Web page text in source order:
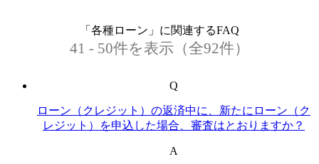
「各種ローン」に関連するFAQ
41 - 50件を表示（全92件）
Q
ローン（クレジット）の返済中に、新たにローン（ク
レジット）を申込した場合、審査はとおりますか？
A